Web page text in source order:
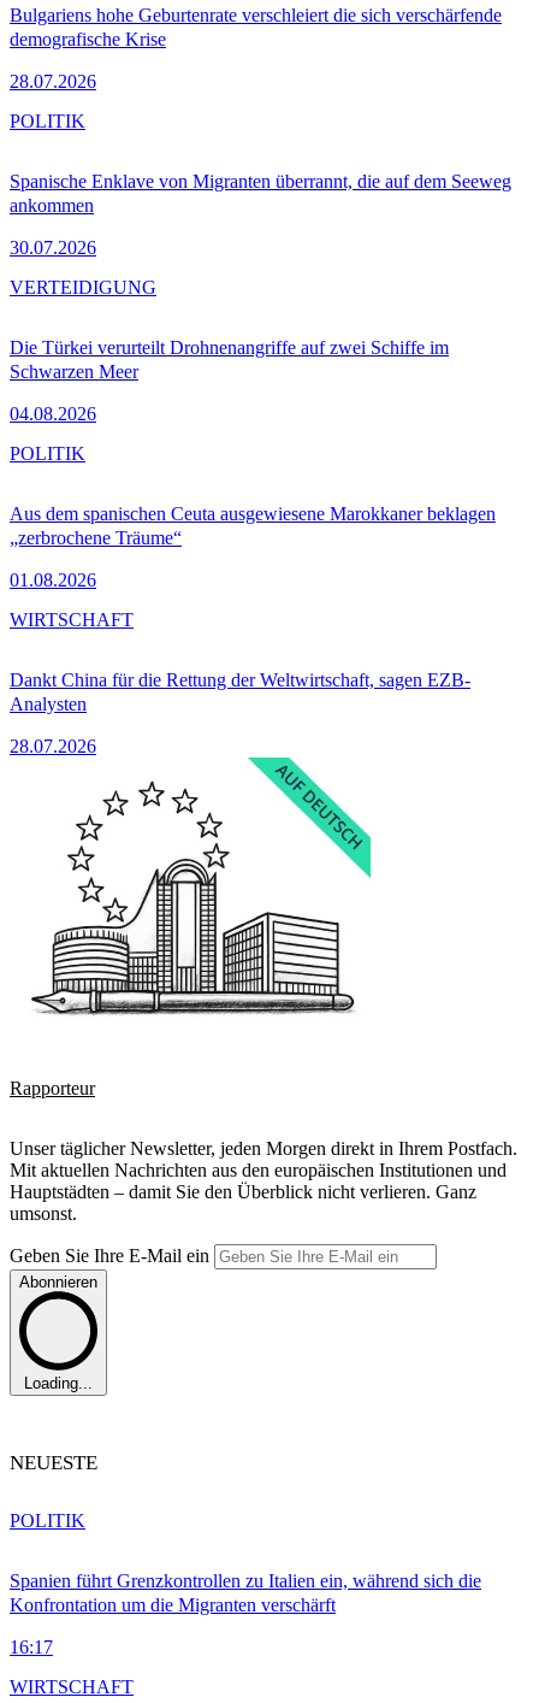
Bulgariens hohe Geburtenrate verschleiert die sich verschärfende
demografische Krise
28.07.2026
Spanische Enklave von Migranten überrannt, die auf dem Seeweg
ankommen
30.07.2026
POLITIK
Die Türkei verurteilt Drohnenangriffe auf zwei Schiffe im
Schwarzen Meer
04.08.2026
VERTEIDIGUNG
Aus dem spanischen Ceuta ausgewiesene Marokkaner beklagen
„zerbrochene Träume“
01.08.2026
POLITIK
Dankt China für die Rettung der Weltwirtschaft, sagen EZB-
Analysten
28.07.2026
WIRTSCHAFT
Rapporteur
Unser täglicher Newsletter, jeden Morgen direkt in Ihrem Postfach.
Mit aktuellen Nachrichten aus den europäischen Institutionen und
Hauptstädten – damit Sie den Überblick nicht verlieren. Ganz
umsonst.
Geben Sie Ihre E-Mail ein
Abonnieren
Loading...
NEUESTE
Spanien führt Grenzkontrollen zu Italien ein, während sich die
Konfrontation um die Migranten verschärft
16:17
POLITIK
WIRTSCHAFT